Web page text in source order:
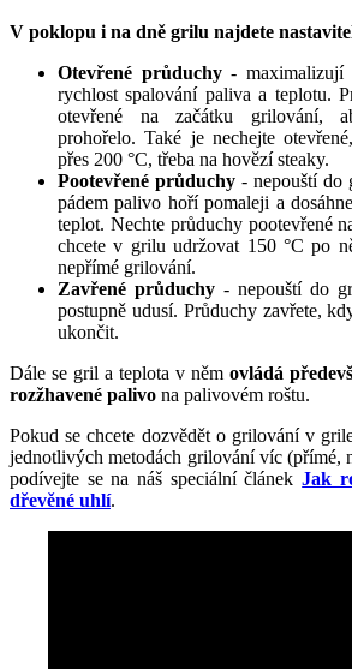
V poklopu i na dně grilu najdete
Otevřené průduchy- maximalizují
rychlost spalování paliva a teplotu.
otevřené na začátku grilování,
prohořelo. Také je nechejte
přes 200 °C, třeba na hovězí steaky.
Pootevřené průduchy - nepouští
pádem palivo hoří pomaleji a
teplot. Nechte průduchy pootevřené
chcete v grilu udržovat 150 °C po
nepřímé grilování.
Zavřené průduchy- nepouští do
postupně udusí. Průduchy zavřete,
ukončit.
Dále se gril a teplota v něm ovládá
rozžhavené palivo na palivovém roštu.
Pokud se chcete dozvědět o grilování v
jednotlivých metodách grilování víc (přímé,
podívejte se na náš speciální článekJak
dřevěné uhlí.